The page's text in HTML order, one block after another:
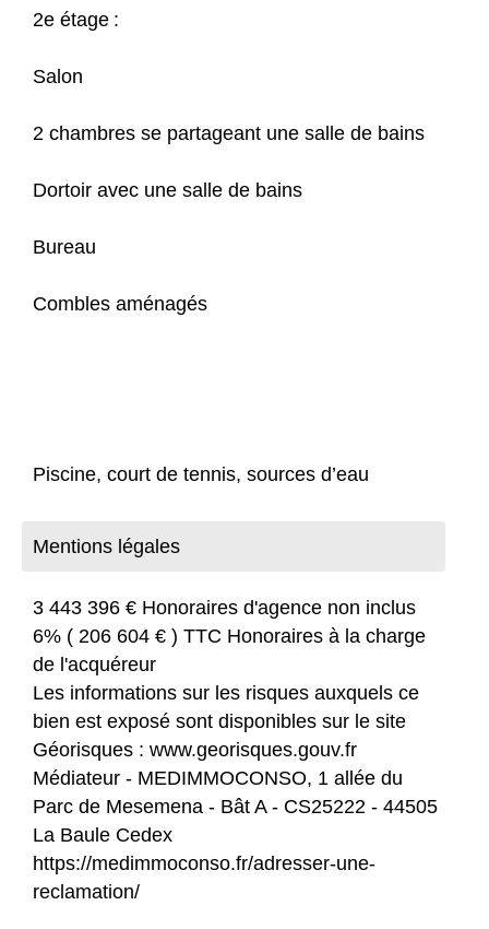
2e étage :
Salon
2 chambres se partageant une salle de bains
Dortoir avec une salle de bains
Bureau
Combles aménagés
Piscine, court de tennis, sources d’eau
Mentions légales
3 443 396 € Honoraires d'agence non inclus
6% ( 206 604 € ) TTC Honoraires à la charge
de l'acquéreur
Les informations sur les risques auxquels ce
bien est exposé sont disponibles sur le site
Géorisques : www.georisques.gouv.fr
Médiateur - MEDIMMOCONSO, 1 allée du
Parc de Mesemena - Bât A - CS25222 - 44505
La Baule Cedex
https://medimmoconso.fr/adresser-une-
reclamation/